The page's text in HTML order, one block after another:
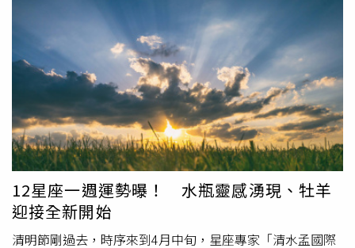
長大力支持，眾人對於車輛的安全配備極為重視，並趕在30
日完成掛牌，立即投入治安工作。蘆洲分局特別舉辦警用巡
邏車捐贈儀式，邀請所有參與本次捐贈的善心人士參加，為
了將員警的執勤安全放在首位，該輛巡邏車在汽車挑選、安
全配備等都以最高規格方式採購，配合驗車完成掛牌，可立
即投入第一線治安工作。蘆洲分局長王耀輝表示，感謝余文
生和李彥杰兩位捐贈發起人古道熱腸，也感謝所有響應參與
捐贈的公益人士對警政工作與警察同仁的支持，成為警察守
護生命、維護治安的重要後盾。受邀觀禮的新北市議員彭佳
芸也對獅子會發揮「We serve」的精神給予高度讚揚，認
為警察站在第一線保護人民，其裝備需求應獲得重視，期盼
透過本次捐贈產生拋磚引玉的效果，吸引更多社會資源投入
支持警政工作。
12星座一週運勢曝！ 水瓶靈感湧現、牡羊
迎接全新開始
清明節剛過去，時序來到4月中旬，星座專家「清水孟國際